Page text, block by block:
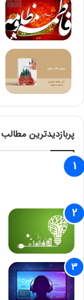
پربازدیدترین مطالب